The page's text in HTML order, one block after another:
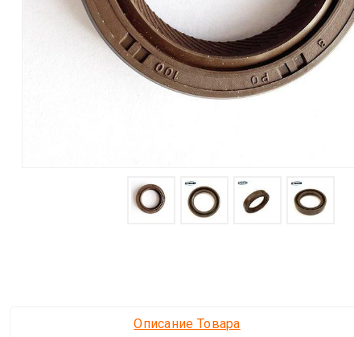
Описание Товара